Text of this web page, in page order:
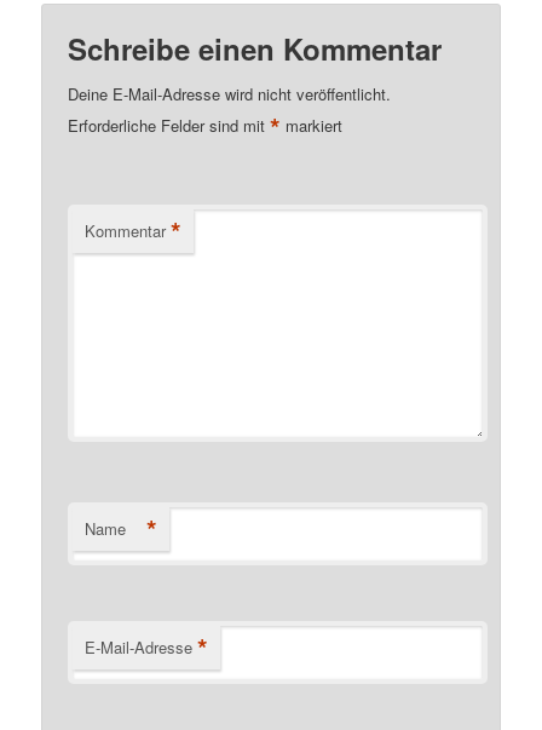
Schreibe einen Kommentar
Deine E-Mail-Adresse wird nicht veröffentlicht.
Erforderliche Felder sind mit* markiert
Kommentar *
Name *
E-Mail-Adresse *